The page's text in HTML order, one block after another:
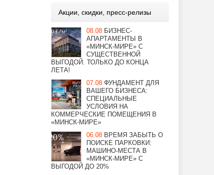
Акции, скидки, пресс-релизы
08.08 БИЗНЕС-
АПАРТАМЕНТЫ В
«МИНСК-МИРЕ» С
СУЩЕСТВЕННОЙ
ВЫГОДОЙ. ТОЛЬКО ДО КОНЦА
ЛЕТА!
07.08 ФУНДАМЕНТ ДЛЯ
ВАШЕГО БИЗНЕСА:
СПЕЦИАЛЬНЫЕ
УСЛОВИЯ НА
КОММЕРЧЕСКИЕ ПОМЕЩЕНИЯ В
«МИНСК-МИРЕ»
06.08 ВРЕМЯ ЗАБЫТЬ О
ПОИСКЕ ПАРКОВКИ:
МАШИНО-МЕСТА В
«МИНСК-МИРЕ» С
ВЫГОДОЙ ДО 20%